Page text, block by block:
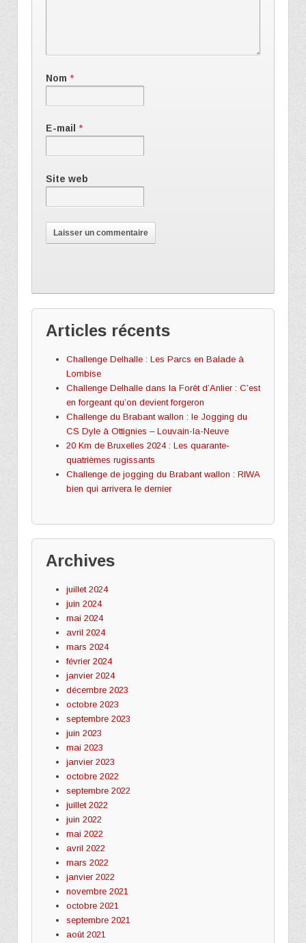
Nom *
E-mail *
Site web
Articles récents
Challenge Delhalle : Les Parcs en Balade à
Lombise
Challenge Delhalle dans la Forêt d’Anlier : C’est
en forgeant qu’on devient forgeron
Challenge du Brabant wallon : le Jogging du
CS Dyle à Ottignies – Louvain-la-Neuve
20 Km de Bruxelles 2024 : Les quarante-
quatrièmes rugissants
Challenge de jogging du Brabant wallon : RIWA
bien qui arrivera le dernier
Archives
juillet 2024
juin 2024
mai 2024
avril 2024
mars 2024
février 2024
janvier 2024
décembre 2023
octobre 2023
septembre 2023
juin 2023
mai 2023
janvier 2023
octobre 2022
septembre 2022
juillet 2022
juin 2022
mai 2022
avril 2022
mars 2022
janvier 2022
novembre 2021
octobre 2021
septembre 2021
août 2021